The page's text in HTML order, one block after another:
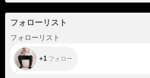
フォローリスト
フォローリスト
+1
+1 フォロー